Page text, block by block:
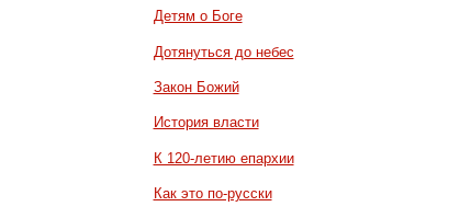
Детям о Боге
Дотянуться до небес
Закон Божий
История власти
К 120-летию епархии
Как это по-русски